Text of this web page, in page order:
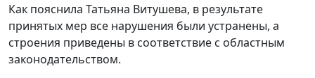
Как пояснила Татьяна Витушева, в результате
принятых мер все нарушения были устранены, а
строения приведены в соответствие с областным
законодательством.